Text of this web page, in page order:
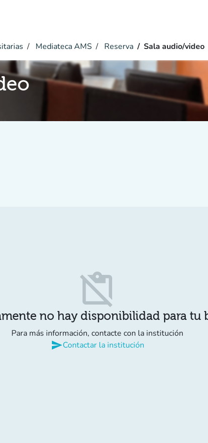
Mediateca AMS Reserva Sala audio/video
content_paste_off
no hay disponibilidad para tu
Para más información, contacte con la institución
sendContactar la institución